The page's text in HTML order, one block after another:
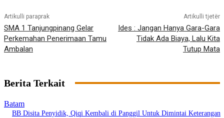
Artikulli paraprak
SMA 1 Tanjungpinang Gelar
Perkemahan Penerimaan Tamu
Ambalan
Artikulli tjetër
Ides : Jangan Hanya Gara-Gara
Tidak Ada Biaya, Lalu Kita
Tutup Mata
Berita Terkait
Batam
BB Disita Penyidik, Qiqi Kembali di Panggil Untuk Dimintai Keterangan